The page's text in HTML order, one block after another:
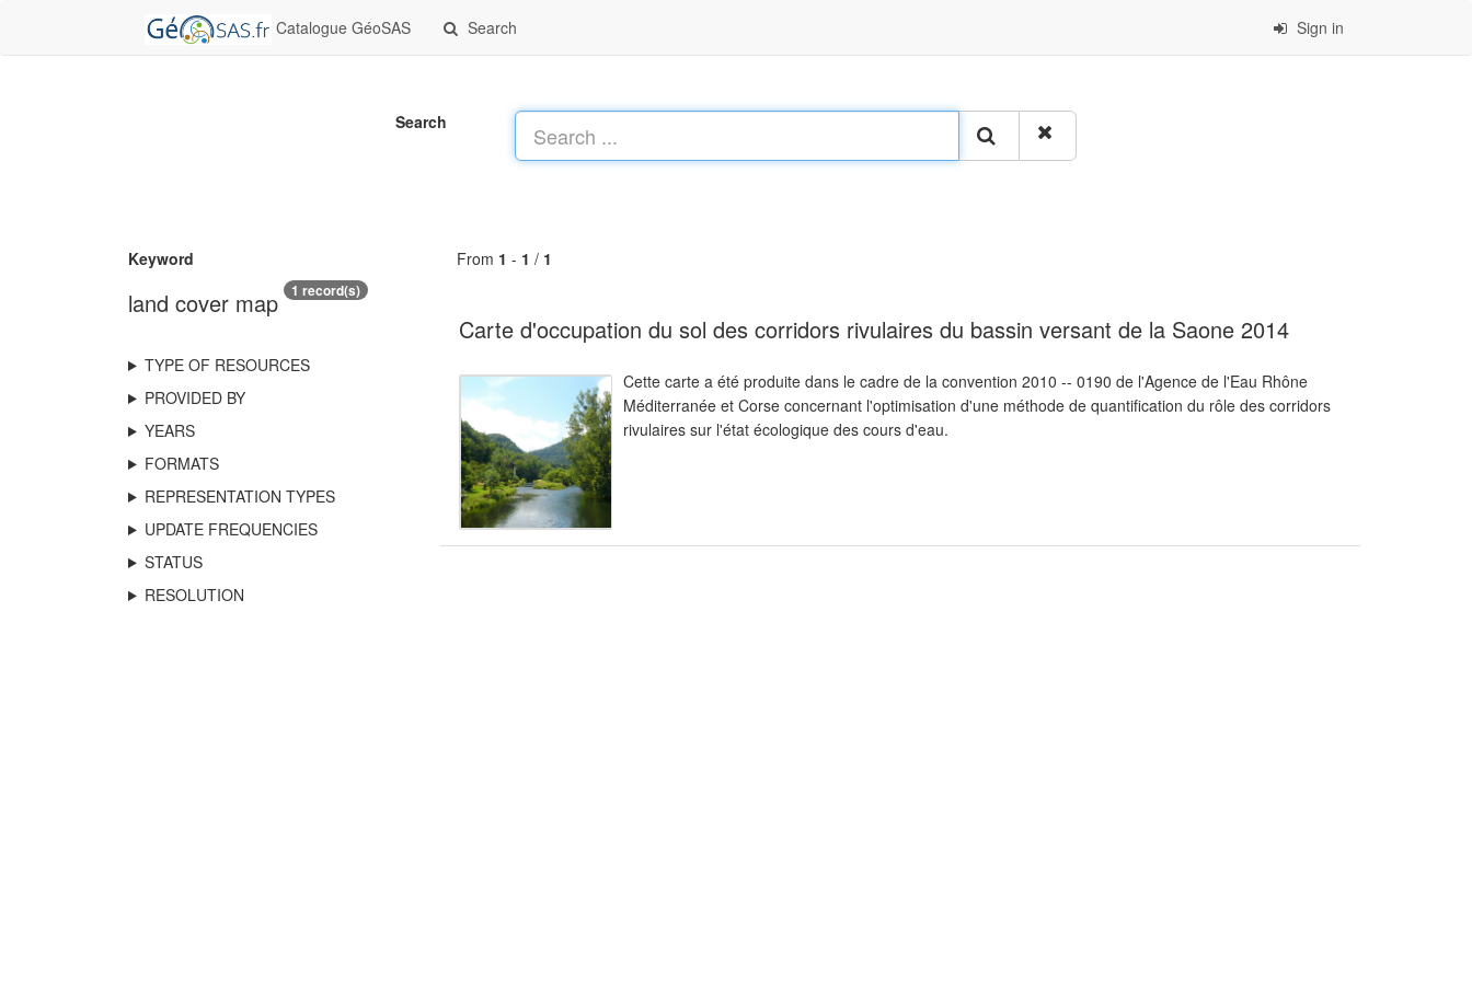
Catalogue GéoSAS Search Sign in
Search
Keyword
land cover map 1 record(s)
TYPE OF RESOURCES
PROVIDED BY
YEARS
FORMATS
REPRESENTATION TYPES
UPDATE FREQUENCIES
STATUS
RESOLUTION
From 1 - 1 / 1
Carte d'occupation du sol des corridors rivulaires du bassin versant de la Saone 2014
Cette carte a été produite dans le cadre de la convention 2010 -- 0190 de l'Agence de l'Eau Rhône
Méditerranée et Corse concernant l'optimisation d'une méthode de quantification du rôle des corridors
rivulaires sur l'état écologique des cours d'eau.